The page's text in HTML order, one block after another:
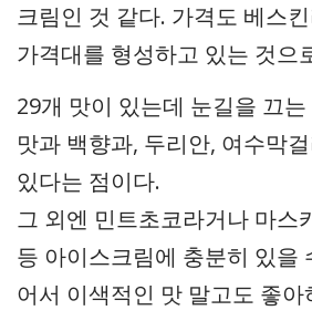
크림인 것 같다. 가격도 베스
가격대를 형성하고 있는 것으
29개 맛이 있는데 눈길을 끄
맛과 백향과, 두리안, 여수막
있다는 점이다.
그 외엔 민트초코라거나 마스
등 아이스크림에 충분히 있을
어서 이색적인 맛 말고도 좋아